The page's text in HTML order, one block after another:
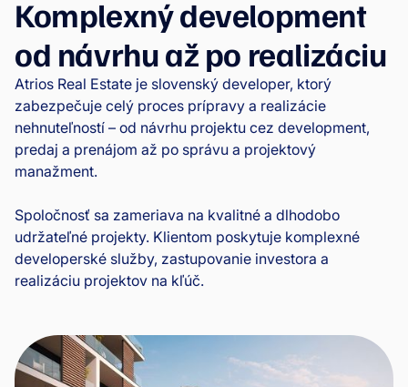
Komplexný development
od návrhu až po realizáciu
Atrios Real Estate je slovenský developer, ktorý
zabezpečuje celý proces prípravy a realizácie
nehnuteľností – od návrhu projektu cez development,
predaj a prenájom až po správu a projektový
manažment.
Spoločnosť sa zameriava na kvalitné a dlhodobo
udržateľné projekty. Klientom poskytuje komplexné
developerské služby, zastupovanie investora a
realizáciu projektov na kľúč.